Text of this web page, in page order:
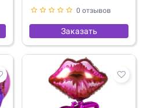
0 отзывов
Заказать